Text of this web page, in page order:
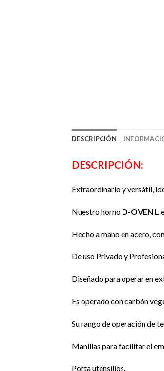
DESCRIPCIÓN
DESCRIPCIÓN:
Extraordinario y versátil,
Nuestro horno D-OVEN L
Hecho a mano en acero,
De uso Privado y
Diseñado para operar en
Es operado con carbón
Su rango de operación de
Manillas para facilitar el
Porta utensilios.